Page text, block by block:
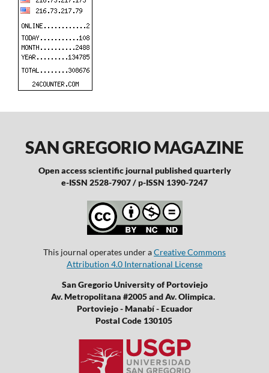
SAN GREGORIO MAGAZINE
Open access scientific journal published quarterly
e-ISSN 2528-7907 / p-ISSN 1390-7247
This journal operates under aCreative Commons
Attribution 4.0 International License
San Gregorio University of Portoviejo
Av. Metropolitana #2005 and Av. Olimpica.
Portoviejo - Manabí - Ecuador
Postal Code 130105